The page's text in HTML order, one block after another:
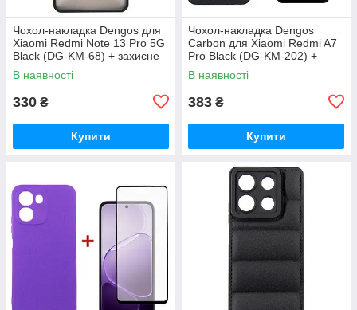
Чохол-накладка Dengos для
Xiaomi Redmi Note 13 Pro 5G
Black (DG-KM-68) + захисне
скло
В наявності
330 ₴
Купити
Чохол-накладка Dengos
Carbon для Xiaomi Redmi A7
Pro Black (DG-KM-202) +
захисне скло
В наявності
383 ₴
Купити